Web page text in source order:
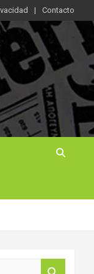
Contacto